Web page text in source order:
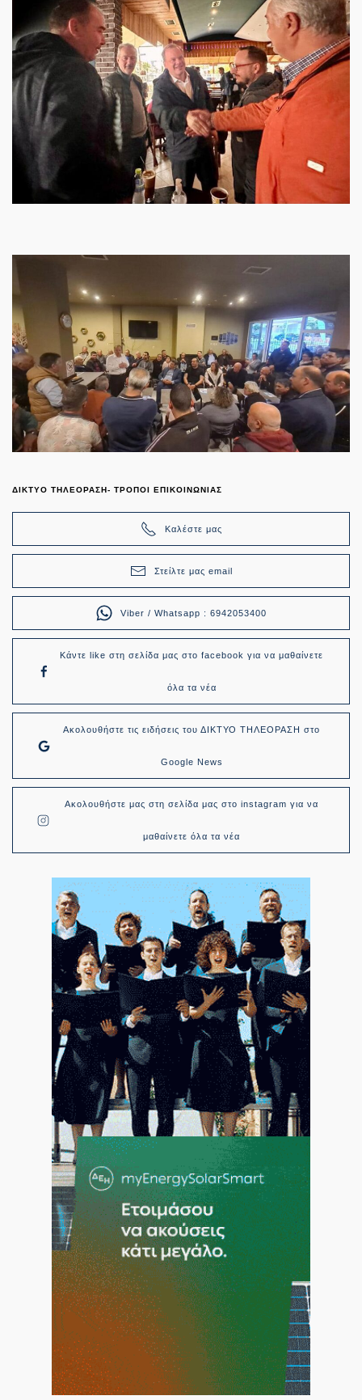
ΔΙΚΤΥΟ ΤΗΛΕΟΡΑΣΗ- ΤΡΟΠΟΙ ΕΠΙΚΟΙΝΩΝΙΑΣ
Καλέστε μας
Στείλτε μας email
Viber / Whatsapp : 6942053400
Κάντε like στη σελίδα μας στο facebook για να μαθαίνετε
όλα τα νέα
Ακολουθήστε τις ειδήσεις του ΔΙΚΤΥΟ ΤΗΛΕΟΡΑΣΗ στο
Google News
Ακολουθήστε μας στη σελίδα μας στο instagram για να
μαθαίνετε όλα τα νέα